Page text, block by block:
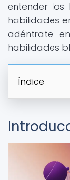
entender los
habilidades
adéntrate
habilidades
Índice